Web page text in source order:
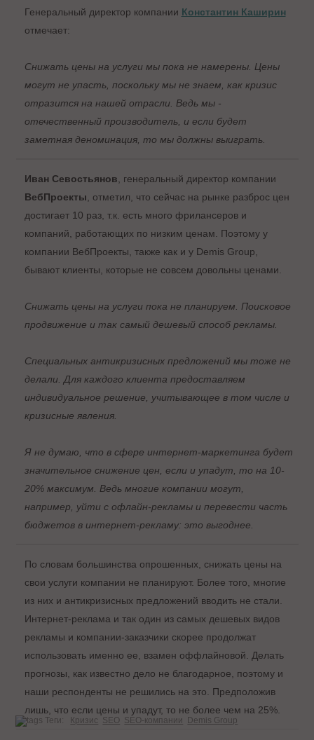
Генеральный директор компании Константин Каширин
отмечает:
Снижать цены на услуги мы пока не намерены. Цены
могут не упасть, поскольку мы не знаем, как кризис
отразится на нашей отрасли. Ведь мы -
отечественный производитель, и если будет
заметная деноминация, то мы должны выиграть.
Иван Севостьянов , генеральный директор компании
ВебПроекты , отметил, что сейчас на рынке разброс цен
достигает 10 раз, т.к. есть много фрилансеров и
компаний, работающих по низким ценам. Поэтому у
компании ВебПроекты, также как и у Demis Group,
бывают клиенты, которые не совсем довольны ценами.
Снижать цены на услуги пока не планируем. Поисковое
продвижение и так самый дешевый способ рекламы.
Специальных антикризисных предложений мы тоже не
делали. Для каждого клиента предоставляем
индивидуальное решение, учитывающее в том числе и
кризисные явления.
Я не думаю, что в сфере интернет-маркетинга будет
значительное снижение цен, если и упадут, то на 10-
20% максимум. Ведь многие компании могут,
например, уйти с офлайн-рекламы и перевести часть
бюджетов в интернет-рекламу: это выгоднее.
По словам большинства опрошенных, снижать цены на
свои услуги компании не планируют. Более того, многие
из них и антикризисных предложений вводить не стали.
Интернет-реклама и так один из самых дешевых видов
рекламы и компании-заказчики скорее продолжат
использовать именно ее, взамен оффлайновой. Делать
прогнозы, как известно дело не благодарное, поэтому и
наши респонденты не решились на это. Предположив
лишь, что если цены и упадут, то не более чем на 25%.
Теги: Кризис SEO SEO-компании Demis Group